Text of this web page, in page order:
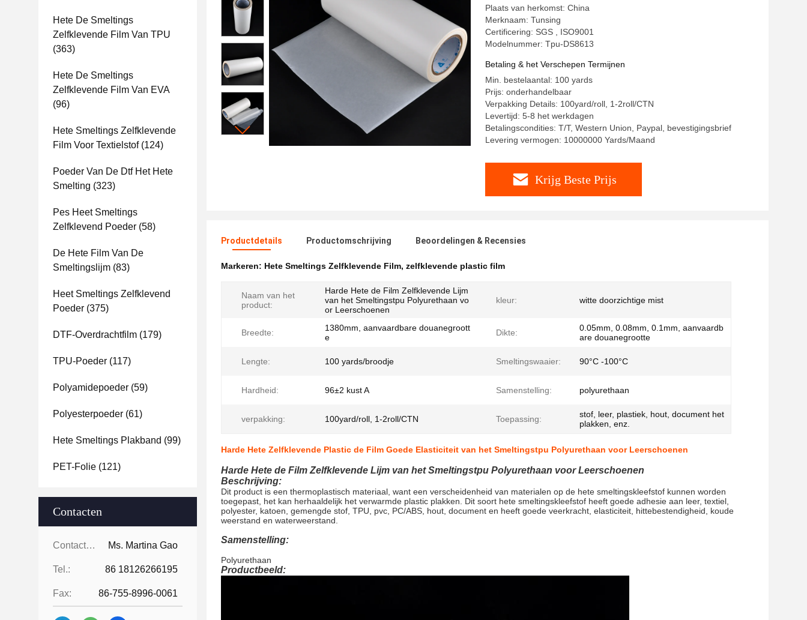
Hete De Smeltings
Zelfklevende Film Van TPU
(363)
Hete De Smeltings
Zelfklevende Film Van EVA
(96)
Hete Smeltings Zelfklevende
Film Voor Textielstof(124)
Poeder Van De Dtf Het Hete
Smelting (323)
Pes Heet Smeltings
Zelfklevend Poeder (58)
De Hete Film Van De
Smeltingslijm (83)
Heet Smeltings Zelfklevend
Poeder (375)
DTF-Overdrachtfilm (179)
TPU-Poeder (117)
Polyamidepoeder (59)
Polyesterpoeder (61)
Hete Smeltings Plakband (99)
PET-Folie (121)
Contacten
Contacten: Ms. Martina Gao
Tel.: 86 18126266195
Fax: 86-755-8996-0061
Plaats van herkomst: China
Merknaam: Tunsing
Certificering: SGS , ISO9001
Modelnummer: Tpu-DS8613
Betaling & het Verschepen Termijnen
Min. bestelaantal: 100 yards
Prijs: onderhandelbaar
Verpakking Details: 100yard/roll, 1-2roll/CTN
Levertijd: 5-8 het werkdagen
Betalingscondities: T/T, Western Union, Paypal, bevestigingsbrief
Levering vermogen: 10000000 Yards/Maand
Krijg Beste Prijs
Productdetails Productomschrijving Beoordelingen & Recensies
Markeren: Hete Smeltings Zelfklevende Film, zelfklevende plastic film
Naam van het
product:
Harde Hete de Film Zelfklevende Lijm
van het Smeltingstpu Polyurethaan vo
or Leerschoenen
kleur: witte doorzichtige mist
Breedte:
1380mm, aanvaardbare douanegroott
e
Dikte:
0.05mm, 0.08mm, 0.1mm, aanvaardb
are douanegrootte
Lengte: 100 yards/broodje Smeltingswaaier: 90°C -100°C
Hardheid: 96±2 kust A Samenstelling: polyurethaan
verpakking: 100yard/roll, 1-2roll/CTN Toepassing:
stof, leer, plastiek, hout, document het
plakken, enz.
Harde Hete Zelfklevende Plastic de Film Goede Elasticiteit van het Smeltingstpu Polyurethaan voor Leerschoenen
Harde Hete de Film Zelfklevende Lijm van het Smeltingstpu Polyurethaan voor Leerschoenen
Beschrijving:
Dit product is een thermoplastisch materiaal, want een verscheidenheid van materialen op de hete smeltingskleefstof kunnen worden
toegepast, het kan herhaaldelijk het verwarmde plastic plakken. Dit soort hete smeltingskleefstof heeft goede adhesie aan leer, textiel,
polyester, katoen, gemengde stof, TPU, pvc, PC/ABS, hout, document en heeft goede veerkracht, elasticiteit, hittebestendigheid, koude
weerstand en waterweerstand.
Samenstelling:
Polyurethaan
Productbeeld: